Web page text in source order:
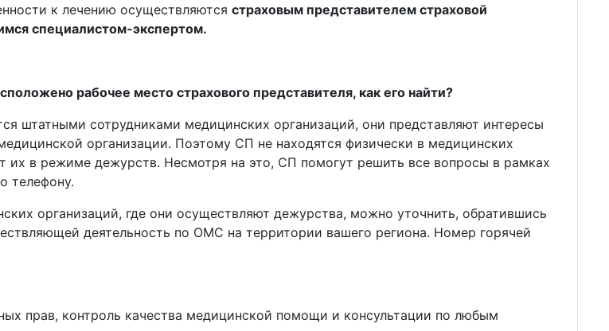
к лечению осуществляются страховым представителем страховой
специалистом-экспертом.
рабочее место страхового представителя, как его найти?
штатными сотрудниками медицинских организаций, они представляют интересы
организации. Поэтому СП не находятся физически в медицинских
их в режиме дежурств. Несмотря на это, СП помогут решить все вопросы в рамках
телефону.
организаций, где они осуществляют дежурства, можно уточнить, обратившись
деятельность по ОМС на территории вашего региона. Номер горячей
прав, контроль качества медицинской помощи и консультации по любым